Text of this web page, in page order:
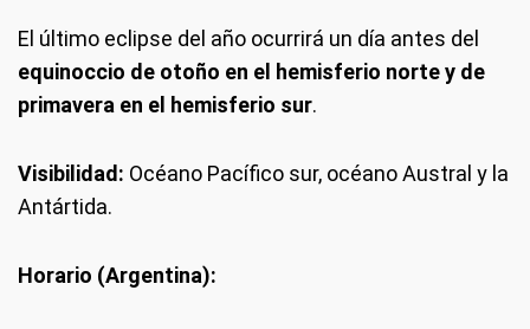
El último eclipse del año ocurrirá un día antes del
equinoccio de otoño en el hemisferio norte y de
primavera en el hemisferio sur.
Visibilidad: Océano Pacífico sur, océano Austral y la
Antártida.
Horario (Argentina):